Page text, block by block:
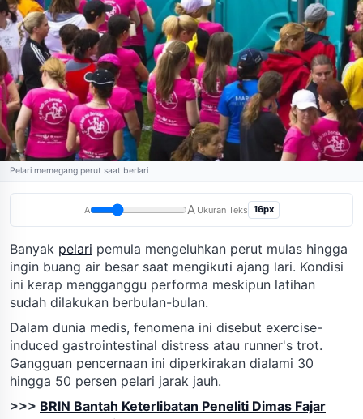
Pelari memegang perut saat berlari
A A Ukuran Teks 16px
Banyak pelari pemula mengeluhkan perut mulas hingga
ingin buang air besar saat mengikuti ajang lari. Kondisi
ini kerap mengganggu performa meskipun latihan
sudah dilakukan berbulan-bulan.
Dalam dunia medis, fenomena ini disebut exercise-
induced gastrointestinal distress atau runner's trot.
Gangguan pencernaan ini diperkirakan dialami 30
hingga 50 persen pelari jarak jauh.
>>> BRIN Bantah Keterlibatan Peneliti Dimas Fajar